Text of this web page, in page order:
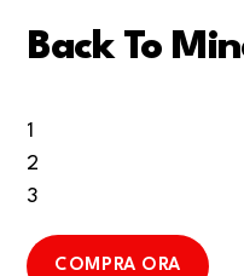
Back To
1
2
3
COMPRA ORA